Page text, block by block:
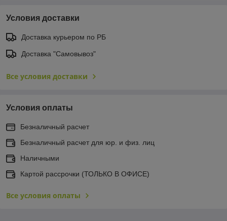
Условия доставки
Доставка курьером по РБ
Доставка "Самовывоз"
Все условия доставки
Условия оплаты
Безналичный расчет
Безналичный расчет для юр. и физ. лиц
Наличными
Картой рассрочки (ТОЛЬКО В ОФИСЕ)
Все условия оплаты